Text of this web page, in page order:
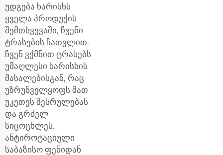
უდგება ხარისხს
ყველა პროდუქის
შემთხვევაში, ჩვენი
ტრასების ჩათვლით.
ჩვენ ვქმნით ტრასებს
უმაღლესი ხარისხის
მასალებისგან, რაც
უზრუნველყოფს მათ
უკეთეს შესრულებას
და გრძელ
სიცოცხლეს.
ანტიროტაციული
საბაზისო ფენიდან